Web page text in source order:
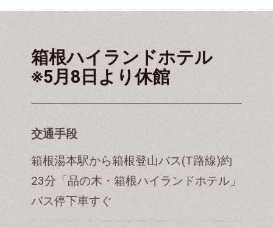
箱根ハイランドホテル
※5月8日より休館
交通手段
箱根湯本駅から箱根登山バス(T路線)約
23分「品の木・箱根ハイランドホテル」
バス停下車すぐ